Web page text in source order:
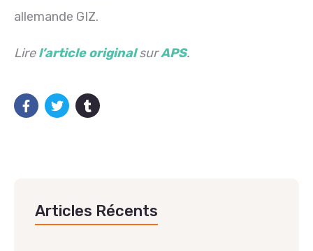
allemande GIZ.
Lirel’article originalsurAPS.
Articles Récents